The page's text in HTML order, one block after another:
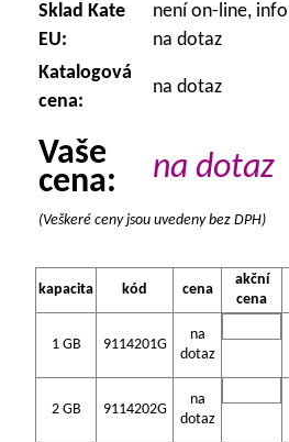
Sklad Kate
EU:
není on-line, info
na dotaz
Katalogová
cena:
na dotaz
Vaše
cena:
na dotaz
(Veškeré ceny jsou uvedeny bez DPH)
kapacita kód cena
akční
cena
1 GB 9114201G
na
dotaz
2 GB 9114202G
na
dotaz